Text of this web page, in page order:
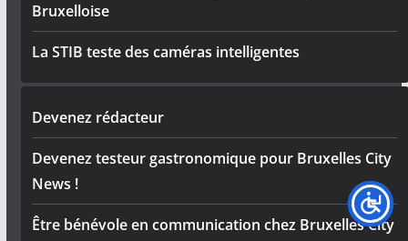
Bruxelloise
La STIB teste des caméras intelligentes
Devenez rédacteur
Devenez testeur gastronomique pour Bruxelles City
News !
Être bénévole en communication chez Bruxelles City